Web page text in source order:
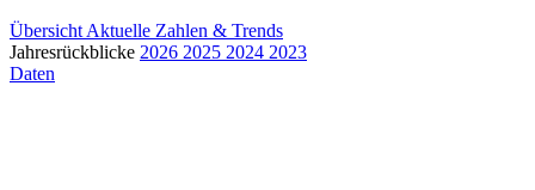
Übersicht Aktuelle Zahlen & Trends
Jahresrückblicke 2026 2025 2024 2023
Daten